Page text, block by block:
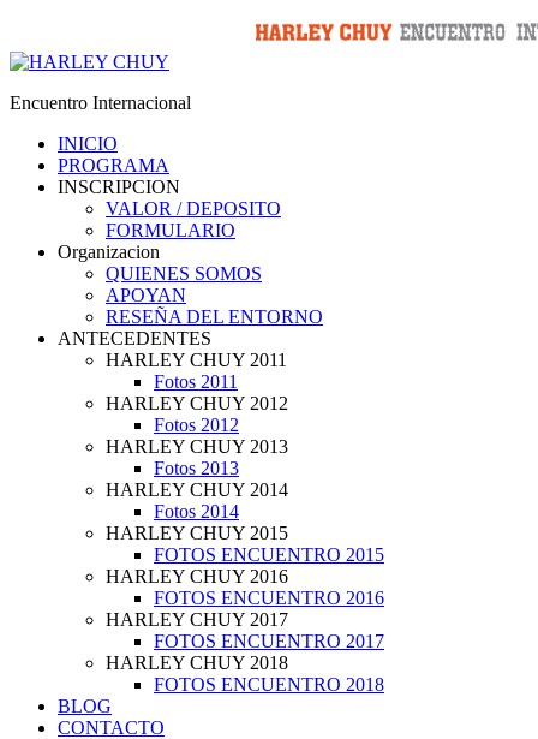
Encuentro Internacional
INICIO
PROGRAMA
INSCRIPCION
VALOR / DEPOSITO
FORMULARIO
Organizacion
QUIENES SOMOS
APOYAN
RESEÑA DEL ENTORNO
ANTECEDENTES
HARLEY CHUY 2011
Fotos 2011
HARLEY CHUY 2012
Fotos 2012
HARLEY CHUY 2013
Fotos 2013
HARLEY CHUY 2014
Fotos 2014
HARLEY CHUY 2015
FOTOS ENCUENTRO 2015
HARLEY CHUY 2016
FOTOS ENCUENTRO 2016
HARLEY CHUY 2017
FOTOS ENCUENTRO 2017
HARLEY CHUY 2018
FOTOS ENCUENTRO 2018
BLOG
CONTACTO